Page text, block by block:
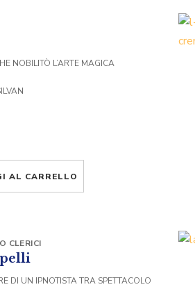
NOBILITÒ L’ARTE MAGICA
AL CARRELLO
CLERICI
DI UN IPNOTISTA TRA SPETTACOLO